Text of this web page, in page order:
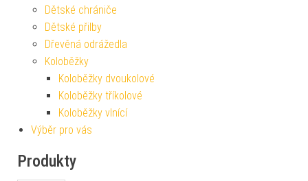
Dětské chrániče
Dětské přilby
Dřevěná odrážedla
Koloběžky
Koloběžky dvoukolové
Koloběžky tříkolové
Koloběžky vlnící
Výběr pro vás
Produkty